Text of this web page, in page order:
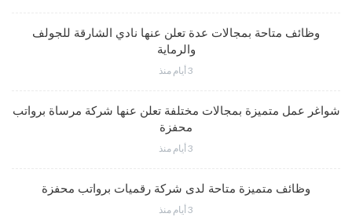
وظائف متاحة بمجالات عدة تعلن عنها نادي الشارقة للجولف
والرماية
3 أيام منذ
شواغر عمل متميزة بمجالات مختلفة تعلن عنها شركة مرساة برواتب
محفزة
3 أيام منذ
وظائف متميزة متاحة لدى شركة رقميات برواتب محفزة
3 أيام منذ